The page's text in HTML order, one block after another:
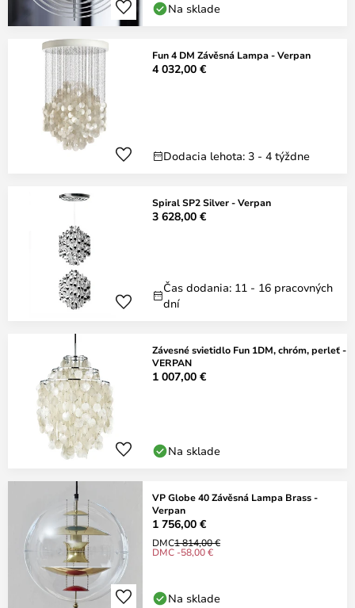
Na sklade
Fun 4 DM Závěsná Lampa - Verpan
4 032,00 €
Dodacia lehota: 3 - 4 týždne
Spiral SP2 Silver - Verpan
3 628,00 €
Čas dodania: 11 - 16 pracovných
dní
Závesné svietidlo Fun 1DM, chróm, perleť -
VERPAN
1 007,00 €
Na sklade
VP Globe 40 Závěsná Lampa Brass -
Verpan
1 756,00 €
DMC1 814,00 €
DMC -58,00 €
Na sklade